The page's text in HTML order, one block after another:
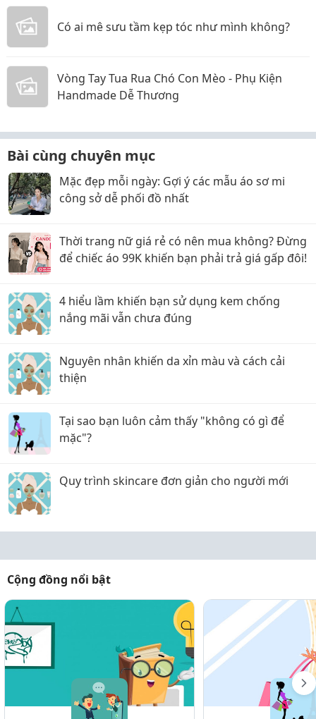
Có ai mê sưu tầm kẹp tóc như mình không?
Vòng Tay Tua Rua Chó Con Mèo - Phụ Kiện
Handmade Dễ Thương
Bài cùng chuyên mục
Mặc đẹp mỗi ngày: Gợi ý các mẫu áo sơ mi
công sở dễ phối đồ nhất
Thời trang nữ giá rẻ có nên mua không? Đừng
để chiếc áo 99K khiến bạn phải trả giá gấp đôi!
4 hiểu lầm khiến bạn sử dụng kem chống
nắng mãi vẫn chưa đúng
Nguyên nhân khiến da xỉn màu và cách cải
thiện
Tại sao bạn luôn cảm thấy "không có gì để
mặc"?
Quy trình skincare đơn giản cho người mới
Cộng đồng nổi bật